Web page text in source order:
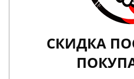
СКИДКА